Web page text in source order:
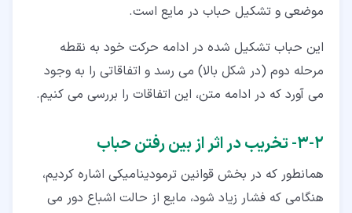
موضعی و تشکیل حباب در مایع است.
این حباب تشکیل شده در ادامه حرکت خود به نقطه
مرحله دوم (در شکل بالا) می رسد و اتفاقاتی را به وجود
می آورد که در ادامه متن، این اتفاقات را بررسی می کنیم.
۲‏-‏۳‏- تخریب در اثر از بین رفتن حباب
همانطور که در بخش قوانین ترمودینامیکی اشاره کردیم،
هنگامی که فشار زیاد شود، مایع از حالت اشباع دور می